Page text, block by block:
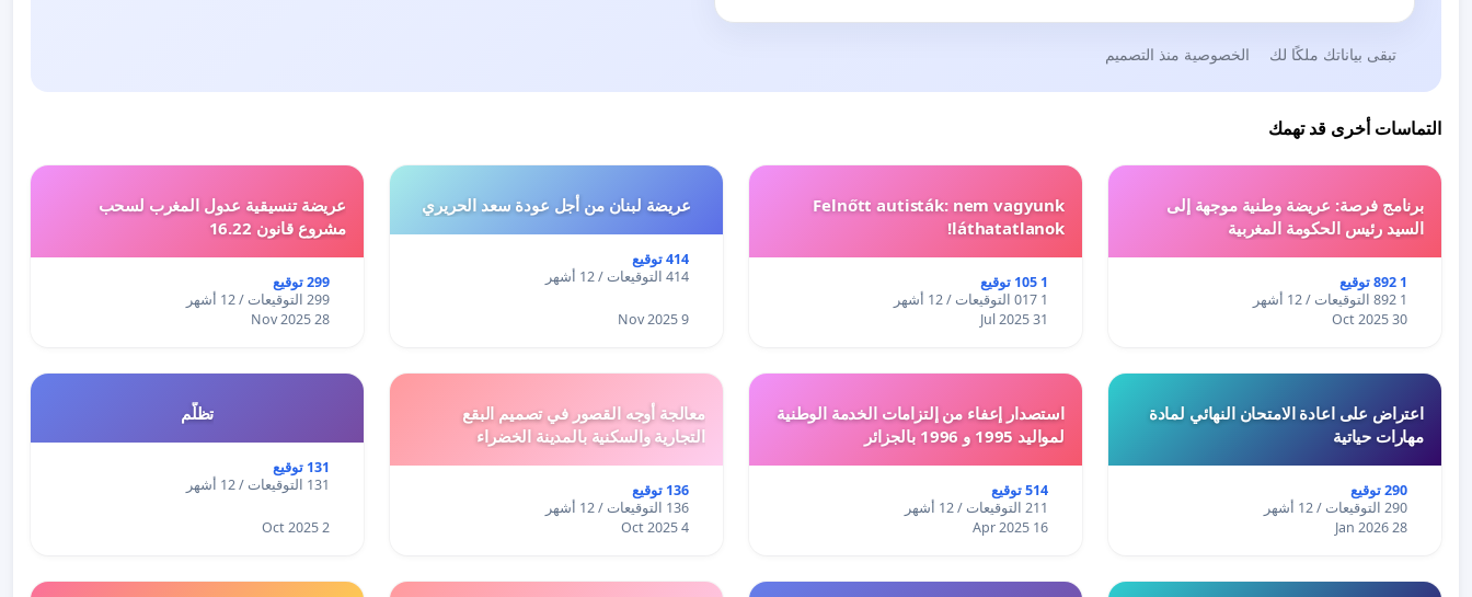
تبقى بياناتك ملكًا لك الخصوصية منذ التصميم
التماسات أخرى قد تهمك
برنامج فرصة: عريضة وطنية موجهة إلى
السيد رئيس الحكومة المغربية
1 892 توقيع
1 892 التوقيعات / 12 أشهر
30 Oct 2025
Felnőtt autisták: nem vagyunk
láthatatlanok!
1 105 توقيع
1 017 التوقيعات / 12 أشهر
31 Jul 2025
عريضة لبنان من أجل عودة سعد الحريري
414 توقيع
414 التوقيعات / 12 أشهر
9 Nov 2025
عريضة تنسيقية عدول المغرب لسحب
مشروع قانون 16.22
299 توقيع
299 التوقيعات / 12 أشهر
28 Nov 2025
اعتراض على اعادة الامتحان النهائي لمادة
مهارات حياتية
290 توقيع
290 التوقيعات / 12 أشهر
28 Jan 2026
استصدار إعفاء من إلتزامات الخدمة الوطنية
لمواليد 1995 و 1996 بالجزائر
514 توقيع
211 التوقيعات / 12 أشهر
16 Apr 2025
معالجة أوجه القصور في تصميم البقع
التجارية والسكنية بالمدينة الخضراء
136 توقيع
136 التوقيعات / 12 أشهر
4 Oct 2025
تظلّم
131 توقيع
131 التوقيعات / 12 أشهر
2 Oct 2025